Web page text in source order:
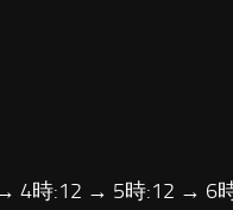
4時:12 → 5時:12 → 6